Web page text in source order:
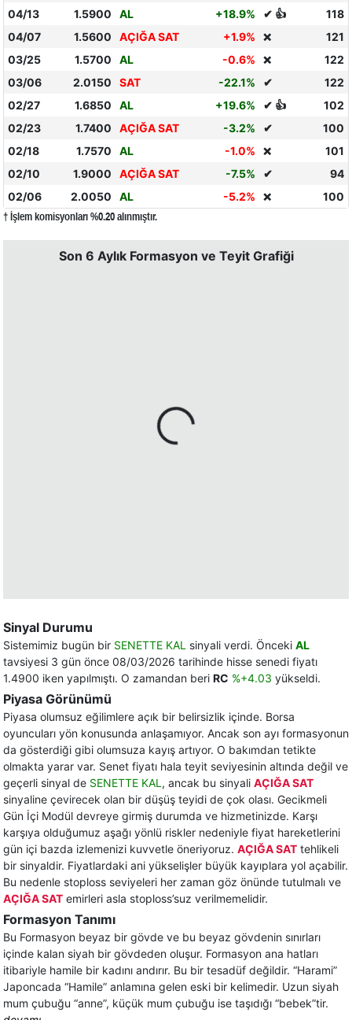
04/13
1.5900 AL +18.9% ✔ 👍
118
04/07
1.5600 AÇIĞA SAT +1.9% ❌
121
03/25
1.5700 AL -0.6% ❌
122
03/06
2.0150 SAT -22.1% ✔
122
02/27
1.6850 AL +19.6% ✔ 👍
102
02/23
1.7400 AÇIĞA SAT -3.2% ✔
100
02/18
1.7570 AL -1.0% ❌
101
02/10
1.9000 AÇIĞA SAT -7.5% ✔
94
02/06
2.0050 AL -5.2% ❌ 100
† İşlem komisyonları %0.20 alınmıştır.
Son 6 Aylık Formasyon ve Teyit Grafiği
Sinyal Durumu
Sistemimiz bugün bir SENETTE KAL sinyali verdi. Önceki AL
tavsiyesi 3 gün önce 08/03/2026 tarihinde hisse senedi fiyatı
1.4900 iken yapılmıştı. O zamandan beri RC %+4.03 yükseldi.
Piyasa Görünümü
Piyasa olumsuz eğilimlere açık bir belirsizlik içinde. Borsa
oyuncuları yön konusunda anlaşamıyor. Ancak son ayı formasyonun
da gösterdiği gibi olumsuza kayış artıyor. O bakımdan tetikte
olmakta yarar var. Senet fiyatı hala teyit seviyesinin altında değil ve
geçerli sinyal de SENETTE KAL , ancak bu sinyali AÇIĞA SAT
sinyaline çevirecek olan bir düşüş teyidi de çok olası. Gecikmeli
Gün İçi Modül devreye girmiş durumda ve hizmetinizde. Karşı
karşıya olduğumuz aşağı yönlü riskler nedeniyle fiyat hareketlerini
gün içi bazda izlemenizi kuvvetle öneriyoruz. AÇIĞA SAT tehlikeli
bir sinyaldir. Fiyatlardaki ani yükselişler büyük kayıplara yol açabilir.
Bu nedenle stoploss seviyeleri her zaman göz önünde tutulmalı ve
AÇIĞA SAT emirleri asla stoploss’suz verilmemelidir.
Formasyon Tanımı
Bu Formasyon beyaz bir gövde ve bu beyaz gövdenin sınırları
içinde kalan siyah bir gövdeden oluşur. Formasyon ana hatları
itibariyle hamile bir kadını andırır. Bu bir tesadüf değildir. “Harami”
Japoncada “Hamile” anlamına gelen eski bir kelimedir. Uzun siyah
mum çubuğu “anne”, küçük mum çubuğu ise taşıdığı “bebek”tir.